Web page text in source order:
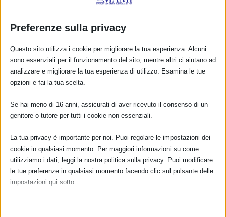
15 Maggio 2013
Disponibili le presentazioni del Seminario
““Allattamento e alimentazione infantile come
strategia di promozione della salute della
13 Novembre 2015
Preferenze sulla privacy
Questo sito utilizza i cookie per migliorare la tua esperienza. Alcuni
sono essenziali per il funzionamento del sito, mentre altri ci aiutano ad
analizzare e migliorare la tua esperienza di utilizzo. Esamina le tue
opzioni e fai la tua scelta.
Se hai meno di 16 anni, assicurati di aver ricevuto il consenso di un
genitore o tutore per tutti i cookie non essenziali.
La tua privacy è importante per noi. Puoi regolare le impostazioni dei
cookie in qualsiasi momento. Per maggiori informazioni su come
utilizziamo i dati, leggi la nostra politica sulla privacy. Puoi modificare
le tue preferenze in qualsiasi momento facendo clic sul pulsante delle
impostazioni qui sotto.